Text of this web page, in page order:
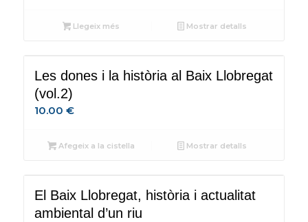
Llegeix més Mostrar detalls
Les dones i la història al Baix Llobregat
(vol.2)
10.00 €
Afegeix a la cistella Mostrar detalls
El Baix Llobregat, història i actualitat
ambiental d’un riu